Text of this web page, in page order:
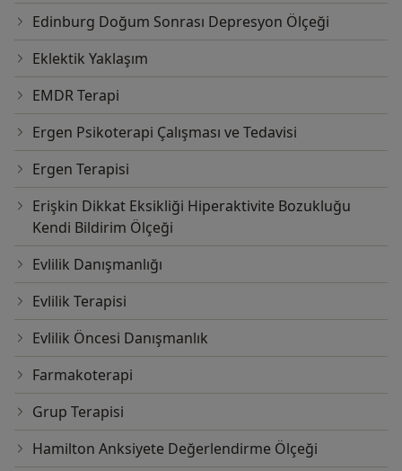
Edinburg Doğum Sonrası Depresyon Ölçeği
Eklektik Yaklaşım
EMDR Terapi
Ergen Psikoterapi Çalışması ve Tedavisi
Ergen Terapisi
Erişkin Dikkat Eksikliği Hiperaktivite Bozukluğu
Kendi Bildirim Ölçeği
Evlilik Danışmanlığı
Evlilik Terapisi
Evlilik Öncesi Danışmanlık
Farmakoterapi
Grup Terapisi
Hamilton Anksiyete Değerlendirme Ölçeği